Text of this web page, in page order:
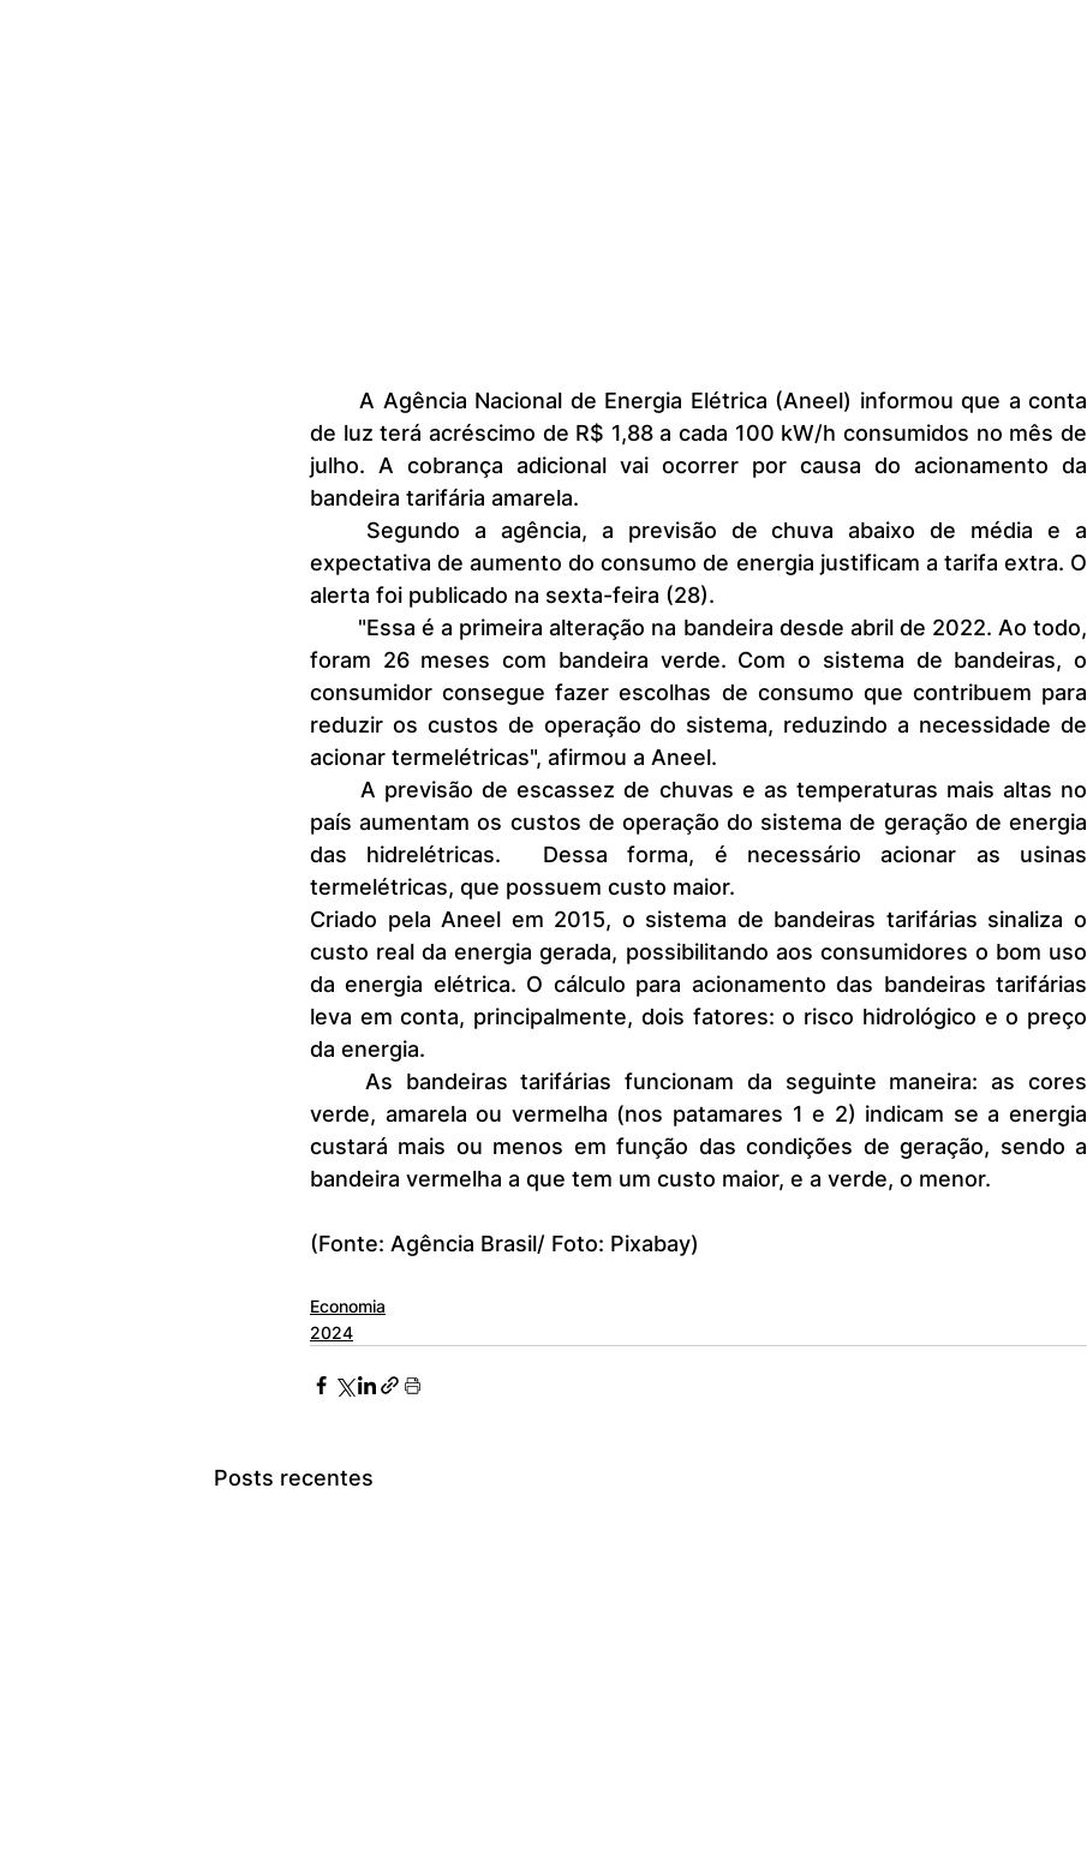
de luz terá acréscimo de R$ 1,88 a cada 100 kW/h consumidos no mês de
julho. A cobrança adicional vai ocorrer por causa do acionamento da
bandeira tarifária amarela.
expectativa de aumento do consumo de energia justificam a tarifa extra. O
alerta foi publicado na sexta-feira (28).
foram 26 meses com bandeira verde. Com o sistema de bandeiras, o
consumidor consegue fazer escolhas de consumo que contribuem para
reduzir os custos de operação do sistema, reduzindo a necessidade de
acionar termelétricas", afirmou a Aneel.
país aumentam os custos de operação do sistema de geração de energia
das hidrelétricas. 	Dessa forma, é necessário acionar as usinas
termelétricas, que possuem custo maior.
Criado pela Aneel em 2015, o sistema de bandeiras tarifárias sinaliza o
custo real da energia gerada, possibilitando aos consumidores o bom uso
da energia elétrica. O cálculo para acionamento das bandeiras tarifárias
leva em conta, principalmente, dois fatores: o risco hidrológico e o preço
da energia.
verde, amarela ou vermelha (nos patamares 1 e 2) indicam se a energia
custará mais ou menos em função das condições de geração, sendo a
bandeira vermelha a que tem um custo maior, e a verde, o menor.
(Fonte: Agência Brasil/ Foto: Pixabay)
Economia
2024
Posts recentes